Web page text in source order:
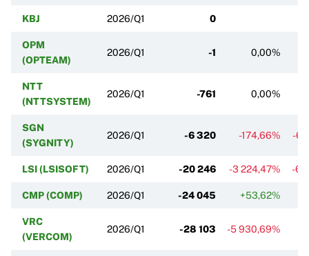
KBJ 2026/Q1 0
OPM
(OPTEAM)
2026/Q1 -1 0,00%
NTT
(NTTSYSTEM)
2026/Q1 -761 0,00%
SGN
(SYGNITY)
2026/Q1 -6 320 -174,66% -
LSI (LSISOFT) 2026/Q1 -20 246 -3 224,47% -
CMP (COMP) 2026/Q1 -24 045 +53,62%
VRC
(VERCOM)
2026/Q1 -28 103 -5 930,69%